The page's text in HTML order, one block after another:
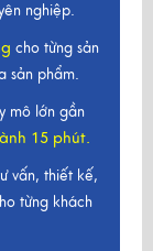
nghiệp.
cho từng sản
sản phẩm.
mô lớn gần
15 phút.
vấn, thiết kế,
từng khách